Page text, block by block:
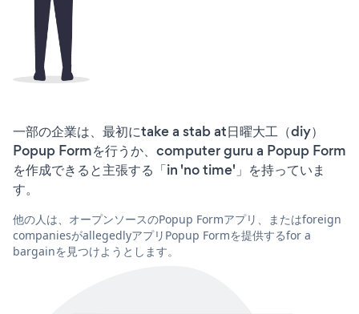
一部の企業は、最初にtake a stab at日曜大工（diy）
Popup Formを行うか、computer guru a Popup Form
を作成できると主張する「in 'no time'」を持っていま
す。
他の人は、オープンソースのPopup Formアプリ、またはforeign
companiesがallegedlyアプリPopup Formを提供するfor a
bargainを見つけようとします。